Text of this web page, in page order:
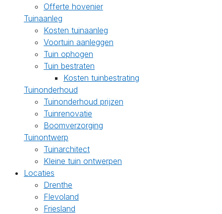
Offerte hovenier
Tuinaanleg
Kosten tuinaanleg
Voortuin aanleggen
Tuin ophogen
Tuin bestraten
Kosten tuinbestrating
Tuinonderhoud
Tuinonderhoud prijzen
Tuinrenovatie
Boomverzorging
Tuinontwerp
Tuinarchitect
Kleine tuin ontwerpen
Locaties
Drenthe
Flevoland
Friesland